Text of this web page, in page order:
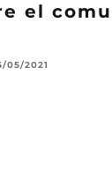
el
05/2021